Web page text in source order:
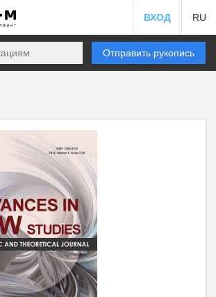
ВХОД RU
Отправить рукопись